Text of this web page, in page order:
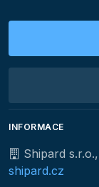
INFORMACE
Shipard s.r.o.,
shipard.cz